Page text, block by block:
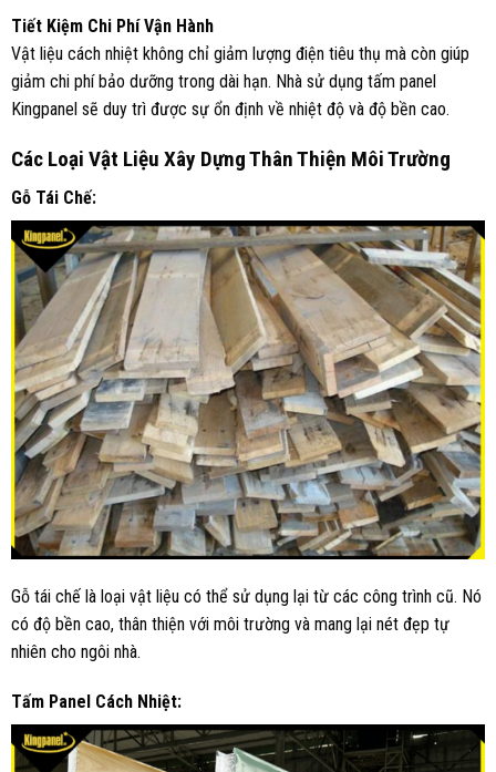
Tiết Kiệm Chi Phí Vận Hành
Vật liệu cách nhiệt không chỉ giảm lượng điện tiêu thụ mà còn giúp
giảm chi phí bảo dưỡng trong dài hạn. Nhà sử dụng tấm panel
Kingpanel sẽ duy trì được sự ổn định về nhiệt độ và độ bền cao.
Các Loại Vật Liệu Xây Dựng Thân Thiện Môi Trường
Gỗ Tái Chế:
Gỗ tái chế là loại vật liệu có thể sử dụng lại từ các công trình cũ. Nó
có độ bền cao, thân thiện với môi trường và mang lại nét đẹp tự
nhiên cho ngôi nhà.
Tấm Panel Cách Nhiệt: